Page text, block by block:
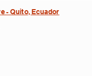
- Quito, Ecuador